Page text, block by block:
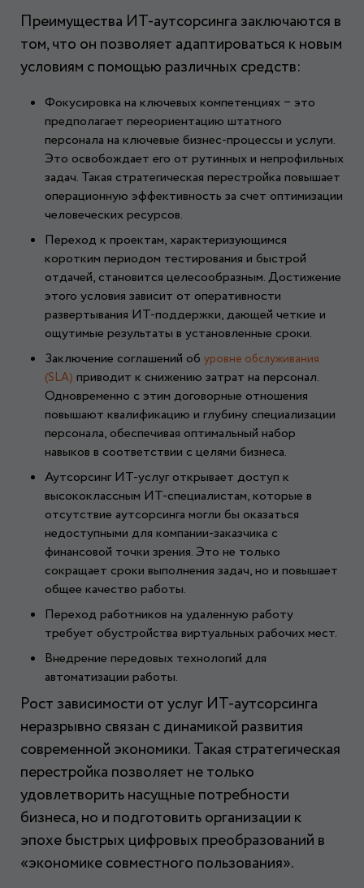
Преимущества ИТ-аутсорсинга заключаются в
том, что он позволяет адаптироваться к новым
условиям с помощью различных средств:
Фокусировка на ключевых компетенциях − это
предполагает переориентацию штатного
персонала на ключевые бизнес-процессы и услуги.
Это освобождает его от рутинных и непрофильных
задач. Такая стратегическая перестройка повышает
операционную эффективность за счет оптимизации
человеческих ресурсов.
Переход к проектам, характеризующимся
коротким периодом тестирования и быстрой
отдачей, становится целесообразным. Достижение
этого условия зависит от оперативности
развертывания ИТ-поддержки, дающей четкие и
ощутимые результаты в установленные сроки.
Заключение соглашений об уровне обслуживания
(SLA) приводит к снижению затрат на персонал.
Одновременно с этим договорные отношения
повышают квалификацию и глубину специализации
персонала, обеспечивая оптимальный набор
навыков в соответствии с целями бизнеса.
Аутсорсинг ИТ-услуг открывает доступ к
высококлассным ИТ-специалистам, которые в
отсутствие аутсорсинга могли бы оказаться
недоступными для компании-заказчика с
финансовой точки зрения. Это не только
сокращает сроки выполнения задач, но и повышает
общее качество работы.
Переход работников на удаленную работу
требует обустройства виртуальных рабочих мест.
Внедрение передовых технологий для
автоматизации работы.
Рост зависимости от услуг ИТ-аутсорсинга
неразрывно связан с динамикой развития
современной экономики. Такая стратегическая
перестройка позволяет не только
удовлетворить насущные потребности
бизнеса, но и подготовить организации к
эпохе быстрых цифровых преобразований в
«экономике совместного пользования».